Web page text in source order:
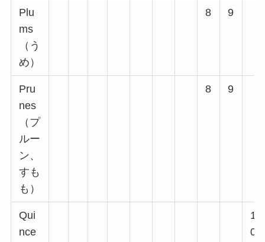
Plu
ms
（う
め）
8 9
Pru
nes
（プ
ルー
ン、
すも
も）
8 9
Qui
nce
1
0